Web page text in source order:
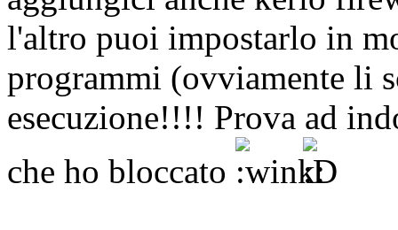
l'altro puoi impostarlo in
programmi (ovviamente li
esecuzione!!!! Prova ad
che ho bloccato